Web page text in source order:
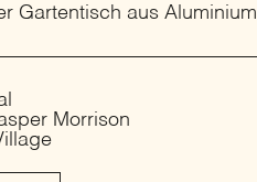
Gartentisch aus Aluminium
Morrison